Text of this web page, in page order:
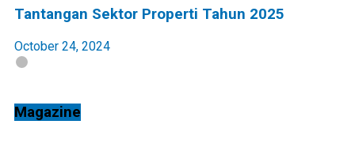
Tantangan Sektor Properti Tahun 2025
October 24, 2024
Magazine